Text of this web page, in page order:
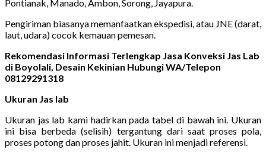
Pontianak, Manado, Ambon, Sorong, Jayapura.
Pengiriman biasanya memanfaatkan ekspedisi, atau JNE (darat,
laut, udara) cocok kemauan pemesan.
Rekomendasi Informasi Terlengkap Jasa Konveksi Jas Lab
di Boyolali, Desain Kekinian Hubungi WA/Telepon
08129291318
Ukuran Jas lab
Ukuran jas lab kami hadirkan pada tabel di bawah ini. Ukuran
ini bisa berbeda (selisih) tergantung dari saat proses pola,
proses potong dan proses jahit. Ukuran ini menjadi referensi.